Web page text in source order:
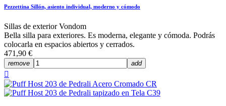
Pezzettina Sillón, asiento individual, moderno y cómodo
Sillas de exterior Vondom
Bella silla para exteriores. Es moderna, elegante y cómoda. Podrás
colocarla en espacios abiertos y cerrados.
471,90 €
remove add
